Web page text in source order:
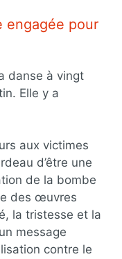
engagée pour
danse à vingt
Elle y a
aux victimes
d’être une
de la bombe
des œuvres
la tristesse et la
message
contre le